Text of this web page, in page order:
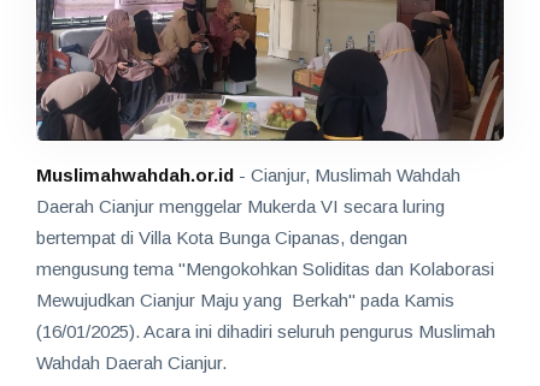
Muslimahwahdah.or.id - Cianjur, Muslimah Wahdah
Daerah Cianjur menggelar Mukerda VI secara luring
bertempat di Villa Kota Bunga Cipanas, dengan
mengusung tema "Mengokohkan Soliditas dan Kolaborasi
Mewujudkan Cianjur Maju yang Berkah" pada Kamis
(16/01/2025). Acara ini dihadiri seluruh pengurus Muslimah
Wahdah Daerah Cianjur.